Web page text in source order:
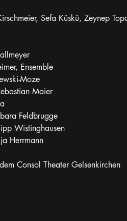
Sefa Küskü, Zeynep
Ensemble
Moze
Maier
Feldbrugge
Wistinghausen
Herrmann
Consol Theater Gelsenkirchen